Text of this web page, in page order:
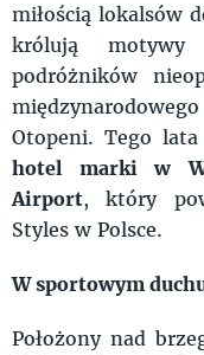
miłością lokalsów
królują
podróżników
Otopeni. Tego
hotel marki w
Airport, który
Styles w Polsce.
W sportowym
Położony nad